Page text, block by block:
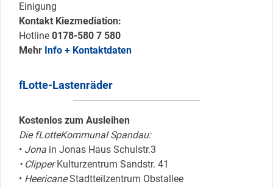
Einigung
Kontakt Kiezmediation:
Hotline 0178-580 7 580
Mehr Info + Kontaktdaten
fLotte-Lastenräder
Kostenlos zum Ausleihen
Die fLotteKommunal Spandau:
• Jona in Jonas Haus Schulstr.3
• ClipperKulturzentrum Sandstr. 41
• HeericaneStadtteilzentrum Obstallee